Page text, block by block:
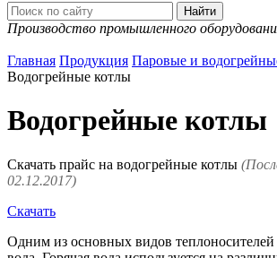
Производство промышленного
Главная Продукция Паровые и
Водогрейные котлы
Водогрейные котлы
Скачать прайс на водогрейные котлы
02.12.2017)
Скачать
Одним из основных видов теплоносителей